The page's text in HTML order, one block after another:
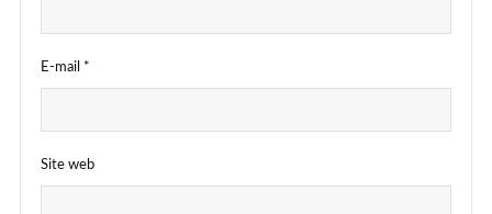
E-mail *
Site web